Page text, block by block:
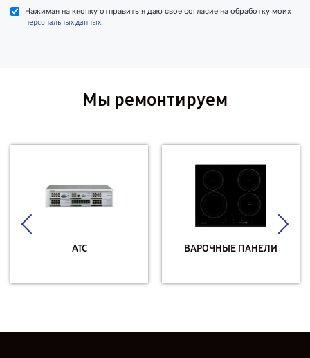
Нажимая на кнопку отправить я даю свое согласие на обработку моих
персональных данных.
Мы ремонтируем
АТС ВАРОЧНЫЕ ПАНЕЛИ